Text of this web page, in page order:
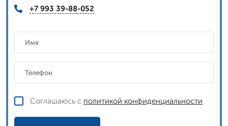
+7 993 39-88-052
Соглашаюсь с политикой конфиденциальности